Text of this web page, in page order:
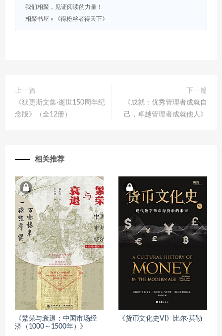
我们相聚，见证阅读的力量！
相聚书屋 » 《得粉丝者得天下》
上一篇
《狄更斯文集·逝世150周年纪
念版》（全12册）
下一篇
《成就：优秀管理者成就自
己，卓越管理者成就他人》
相关推荐
《繁荣与衰退：中国市场经
济（1000～1500年）》
《货币文化史VI》比尔·莫勒